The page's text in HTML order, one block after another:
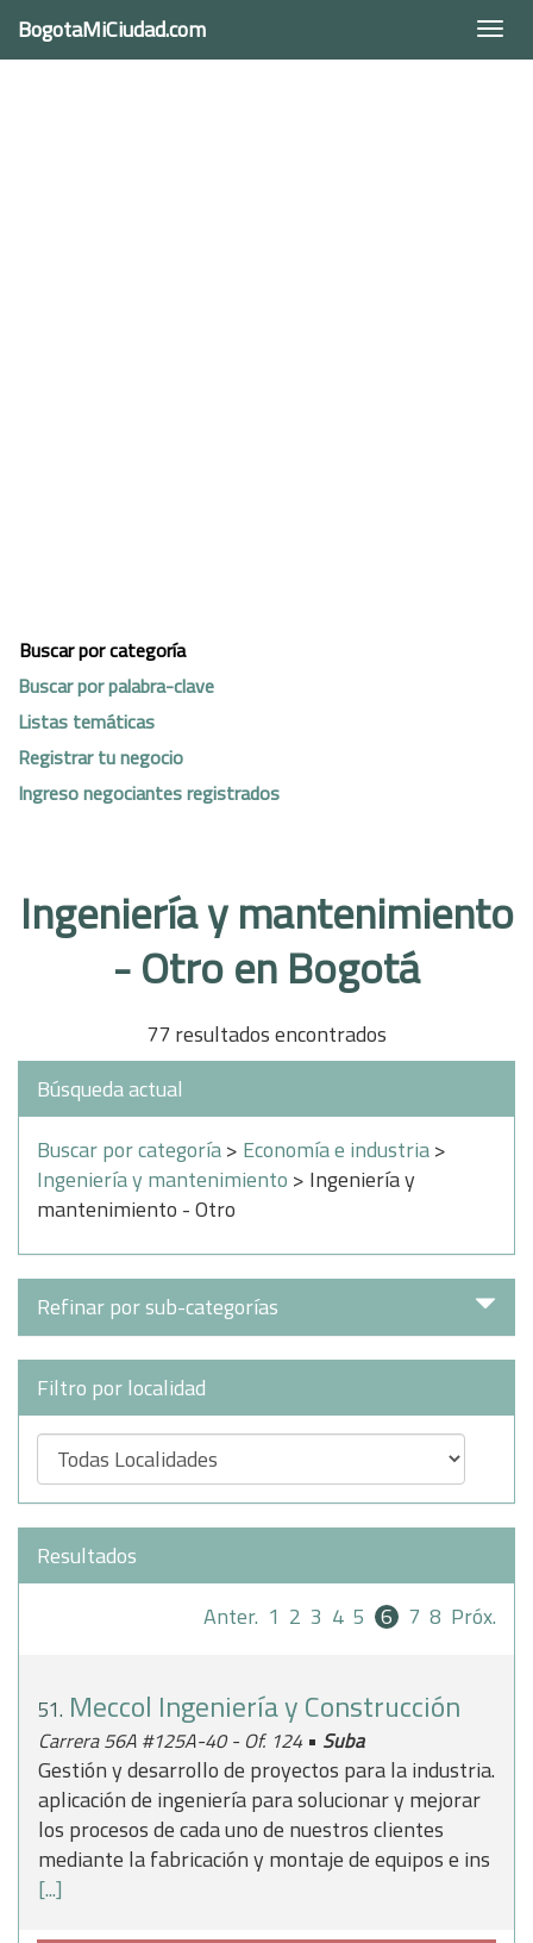
BogotaMiCiudad.com
Buscar por categoría
Buscar por palabra-clave
Listas temáticas
Registrar tu negocio
Ingreso negociantes registrados
Ingeniería y mantenimiento
- Otro en Bogotá
77 resultados encontrados
Búsqueda actual
Buscar por categoría> Economía e industria>
Ingeniería y mantenimiento > Ingeniería y
mantenimiento - Otro
Refinar por sub-categorías
Filtro por localidad
Resultados
Anter. 1 2 3 4 5 6 7 8 Próx.
51. Meccol Ingeniería y Construcción
Carrera 56A #125A-40 - Of. 124 • Suba
Gestión y desarrollo de proyectos para la industria.
aplicación de ingeniería para solucionar y mejorar
los procesos de cada uno de nuestros clientes
mediante la fabricación y montaje de equipos e ins
[...]